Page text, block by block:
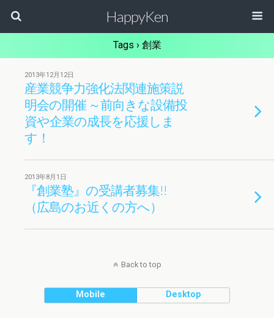
HappyKen
Tags › 創業
2013年12月12日
産業競争力強化法関連施策説
明会の開催 ～前向きな設備投
資や企業の成長を応援しま
す！
2013年8月1日
『創業塾』の受講者募集!!
（広島のお近くの方へ）
Back to top
Mobile Desktop